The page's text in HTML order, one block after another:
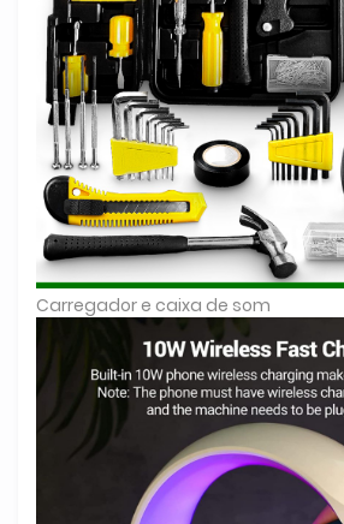
Carregador e caixa de som